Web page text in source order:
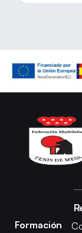
Formación